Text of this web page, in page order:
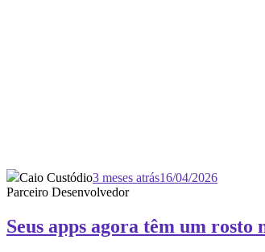
Caio Custódio3 meses atrás16/04/2026
Parceiro Desenvolvedor
Seus apps agora têm um rosto